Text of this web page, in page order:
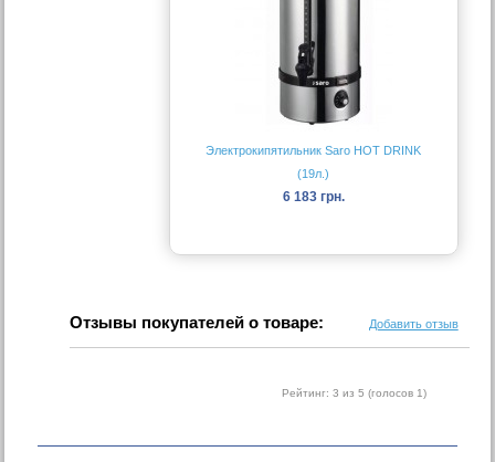
Электрокипятильник Saro HOT DRINK
(19л.)
6 183 грн.
Отзывы покупателей о товаре: Добавить отзыв
Рейтинг: 3 из 5 (голосов 1)